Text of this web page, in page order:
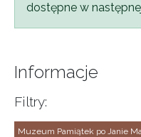
dostępne w
Informacje
Filtry:
Muzeum Pamiątek po Janie